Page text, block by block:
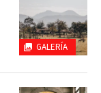
GALERÍA